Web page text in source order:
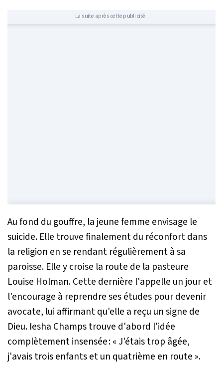
La suite après cette publicité
Au fond du gouffre, la jeune femme envisage le
suicide. Elle trouve finalement du réconfort dans
la religion en se rendant régulièrement à sa
paroisse. Elle y croise la route de la pasteure
Louise Holman. Cette dernière l'appelle un jour et
l'encourage à reprendre ses études pour devenir
avocate, lui affirmant qu'elle a reçu un signe de
Dieu. Iesha Champs trouve d'abord l'idée
complètement insensée :« J'étais trop âgée,
j'avais trois enfants et un quatrième en route ».